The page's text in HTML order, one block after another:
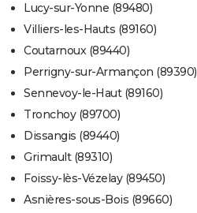
Lucy-sur-Yonne (89480)
Villiers-les-Hauts (89160)
Coutarnoux (89440)
Perrigny-sur-Armançon (89390)
Sennevoy-le-Haut (89160)
Tronchoy (89700)
Dissangis (89440)
Grimault (89310)
Foissy-lès-Vézelay (89450)
Asnières-sous-Bois (89660)